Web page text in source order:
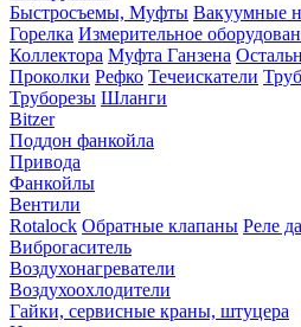
Быстросъемы, Муфты Вакуумные
Горелка Измерительное
Коллектора Муфта Ганзена
Проколки Рефко Течеискатели
Труборезы Шланги
Bitzer
Поддон фанкойла
Привода
Фанкойлы
Вентили
Rotalock Обратные клапаны Реле
Виброгаситель
Воздухонагреватели
Воздухоохлодители
Гайки, сервисные краны, штуцера